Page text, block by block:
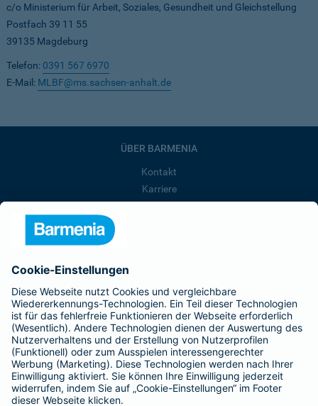
c/o Ministerium für Arbeit, Soziales, Gesundheit und Gleichstellung
Postfach 39 11 55
39135 Magdeburg
Telefon: 0391 567 6970
E-Mail: MLBF@ms.sachsen-anhalt.de
ÜBER BARMENIA
Kontakt
Karriere
Presse
Barmenia ist Teil der BarmeniaGothaer
BELIEBTE SEITEN
Kranken-Zusatzversicherung
Tierversicherungen
Haftpflichtversicherung
Hausratversicherung